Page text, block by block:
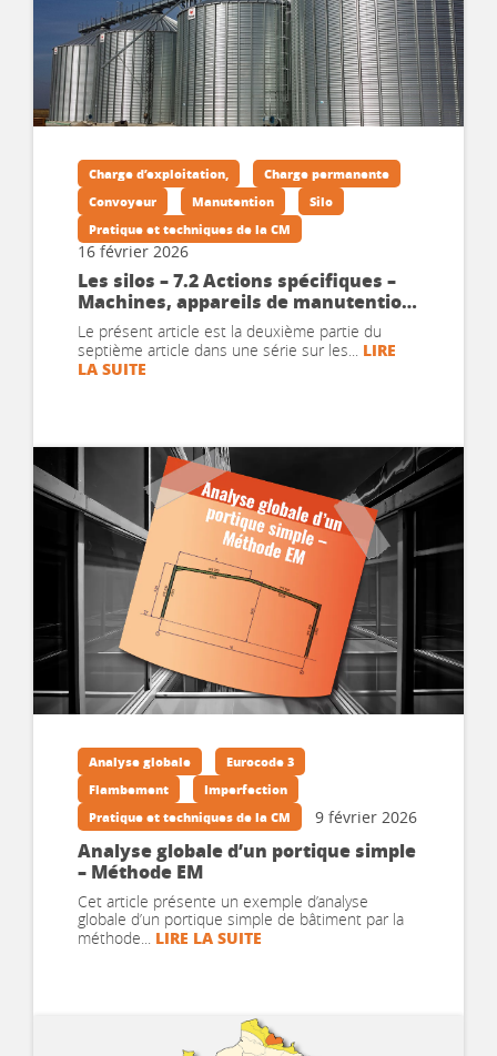
Charge d’exploitation,
Charge permanente
Convoyeur
Manutention
Silo
Pratique et techniques de la CM
16 février 2026
Les silos – 7.2 Actions spécifiques –
Machines, appareils de manutention,
charges d’exploitation
Le présent article est la deuxième partie du
septième article dans une série sur les... LIRE
LA SUITE
Analyse globale
Eurocode 3
Flambement
Imperfection
Pratique et techniques de la CM
9 février 2026
Analyse globale d’un portique simple
– Méthode EM
Cet article présente un exemple d’analyse
globale d’un portique simple de bâtiment par la
méthode... LIRE LA SUITE